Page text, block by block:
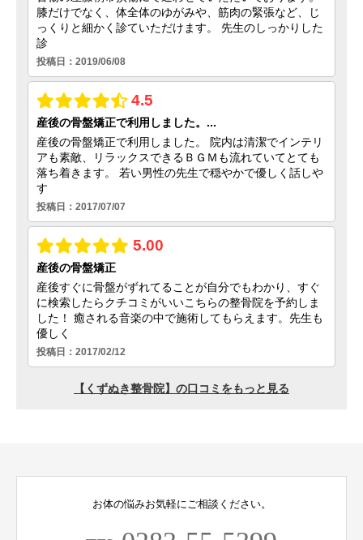
お体の悩みお気軽にご相談ください。